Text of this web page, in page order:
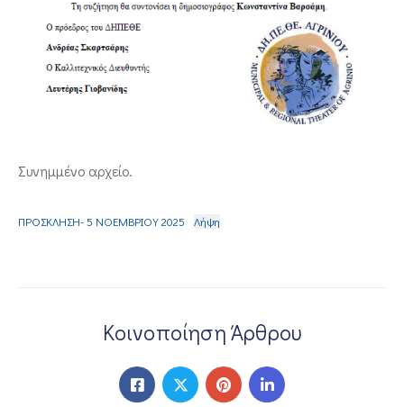
Συνημμένο αρχείο.
ΠΡΟΣΚΛΗΣΗ- 5 ΝΟΕΜΒΡΙΟΥ 2025 Λήψη
Κοινοποίηση Άρθρου